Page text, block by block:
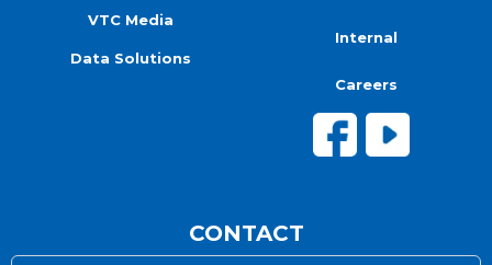
VTC Media
Data Solutions
Internal
Careers
CONTACT